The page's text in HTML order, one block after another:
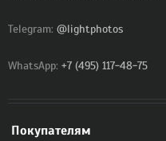
Telegram: @lightphotos
WhatsApp: +7 (495) 117-48-75
Покупателям